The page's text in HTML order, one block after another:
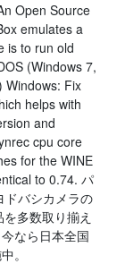
Open Source
emulates a
is to run old
(Windows 7,
Windows: Fix
helps with
and
cpu core
for the WINE
to 0.74. パ
ドバシカメラの
多数取り揃え
なら日本全国
。